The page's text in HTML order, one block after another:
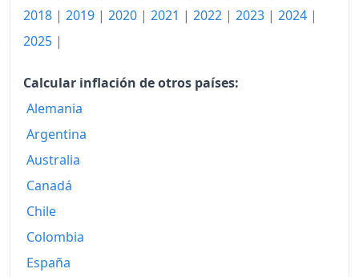
2018 | 2019 | 2020 | 2021 | 2022 | 2023 | 2024 |
2025 |
Calcular inflación de otros países:
Alemania
Argentina
Australia
Canadá
Chile
Colombia
España